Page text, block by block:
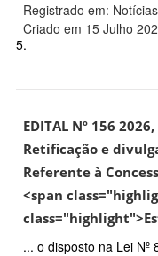
Registrado em:
Criado em 15 Julho
5.
EDITAL Nº 156
Retificação e
Referente à
<span
... o disposto na Lei